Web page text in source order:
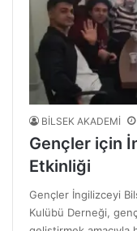
BİLSEK AKADEMİ
Gençler için
Etkinliği
Gençler İngilizceyi
Kulübü Derneği,